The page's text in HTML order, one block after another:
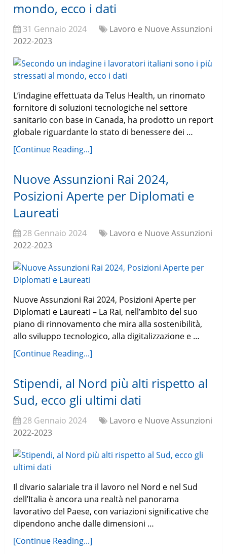
mondo, ecco i dati
31 Gennaio 2024
Lavoro e Nuove Assunzioni
2022-2023
L’indagine effettuata da Telus Health, un rinomato
fornitore di soluzioni tecnologiche nel settore
sanitario con base in Canada, ha prodotto un report
globale riguardante lo stato di benessere dei …
[Continue Reading...]
Nuove Assunzioni Rai 2024,
Posizioni Aperte per Diplomati e
Laureati
28 Gennaio 2024
Lavoro e Nuove Assunzioni
2022-2023
Nuove Assunzioni Rai 2024, Posizioni Aperte per
Diplomati e Laureati – La Rai, nell’ambito del suo
piano di rinnovamento che mira alla sostenibilità,
allo sviluppo tecnologico, alla digitalizzazione e …
[Continue Reading...]
Stipendi, al Nord più alti rispetto al
Sud, ecco gli ultimi dati
28 Gennaio 2024
Lavoro e Nuove Assunzioni
2022-2023
Il divario salariale tra il lavoro nel Nord e nel Sud
dell’Italia è ancora una realtà nel panorama
lavorativo del Paese, con variazioni significative che
dipendono anche dalle dimensioni …
[Continue Reading...]